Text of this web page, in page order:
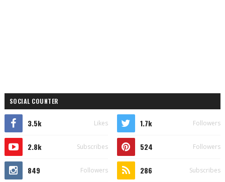
SOCIAL COUNTER
3.5k Likes 1.7k Followers
2.8k Subscribes 524 Followers
849 Followers 286 Subscribes